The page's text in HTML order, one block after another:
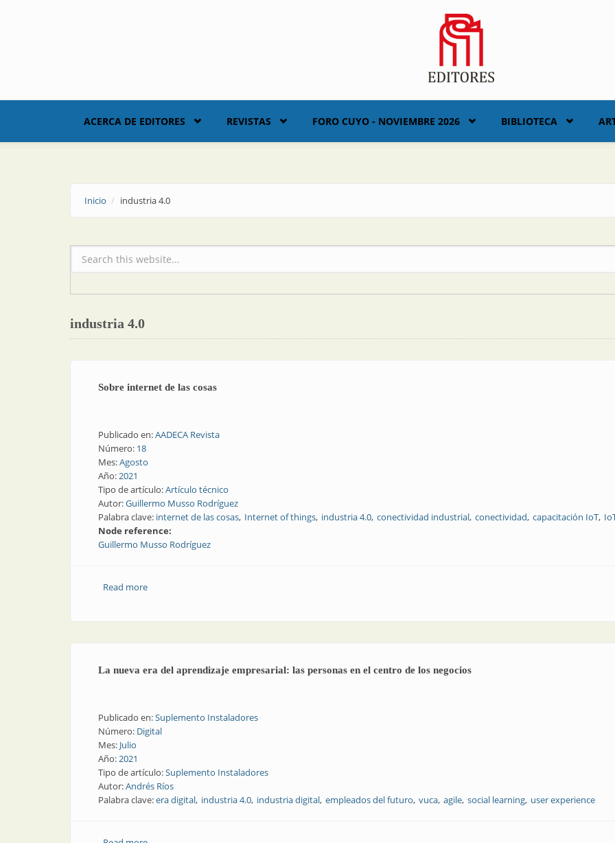
ACERCA DE EDITORES REVISTAS FORO CUYO - NOVIEMBRE 2026 BIBLIOTECA
Inicio industria 4.0
Formulario de búsqueda
industria 4.0
Sobre internet de las cosas
Publicado en:AADECA Revista
Número: 18
Mes:Agosto
Año:2021
Tipo de artículo:Artículo técnico
Autor:Guillermo Musso Rodríguez
Palabra clave: internet de las cosas Internet of things industria 4.0 conectividad industrial conectividad capacitación IoT
Node reference:
Guillermo Musso Rodríguez
Read moreabout Sobre internet de las cosas
La nueva era del aprendizaje empresarial: las personas en el centro de los negocios
Publicado en:Suplemento Instaladores
Número: Digital
Mes: Julio
Año:2021
Tipo de artículo:Suplemento Instaladores
Autor:Andrés Ríos
Palabra clave:era digital industria 4.0 industria digital empleados del futuro vuca agile social learning user experience